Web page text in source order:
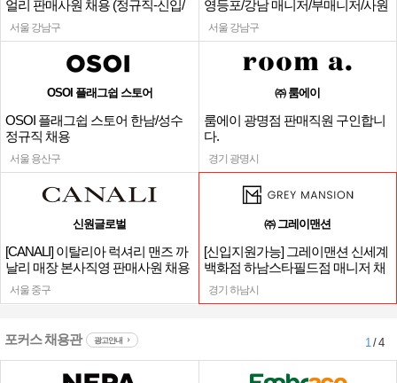
얼리 판매사원 채용 (정규직-신입/
경력)
서울 강남구
영등포/강남 매니저/부매니저/사원
서울 강남구
OSOI 플래그쉽 스토어
OSOI 플래그쉽 스토어 한남/성수
정규직 채용
서울 용산구
㈜ 룸에이
룸에이 광명점 판매직원 구인합니
다.
경기 광명시
신원글로벌
[CANALI] 이탈리아 럭셔리 맨즈 까
날리 매장 본사직영 판매사원 채용
서울 중구
㈜ 그레이맨션
[신입지원가능] 그레이맨션 신세계
백화점 하남스타필드점 매니저 채
용
경기 하남시
포커스 채용관 광고안내 1/ 4